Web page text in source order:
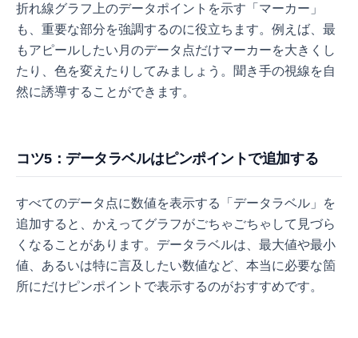
折れ線グラフ上のデータポイントを示す「マーカー」
も、重要な部分を強調するのに役立ちます。例えば、最
もアピールしたい月のデータ点だけマーカーを大きくし
たり、色を変えたりしてみましょう。聞き手の視線を自
然に誘導することができます。
コツ5：データラベルはピンポイントで追加する
すべてのデータ点に数値を表示する「データラベル」を
追加すると、かえってグラフがごちゃごちゃして見づら
くなることがあります。データラベルは、最大値や最小
値、あるいは特に言及したい数値など、本当に必要な箇
所にだけピンポイントで表示するのがおすすめです。